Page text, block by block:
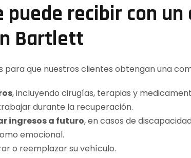
puede recibir con
Bartlett
para que nuestros clientes obtengan una
, incluyendo cirugías, terapias y
durante la recuperación.
ingresos a futuro, en casos de
emocional.
o reemplazar su vehículo.